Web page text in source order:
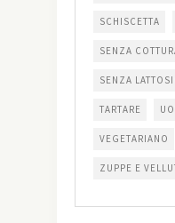
SCHISCETTA
SENZA
SENZA
TARTARE
VEGETARIANO
ZUPPE E